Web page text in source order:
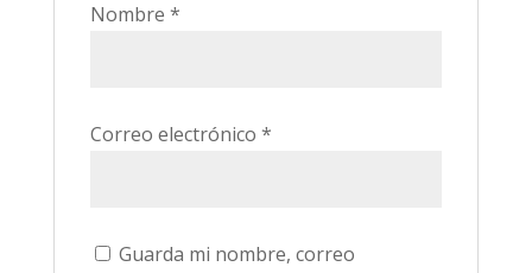
Nombre *
Correo electrónico *
Guarda mi nombre, correo